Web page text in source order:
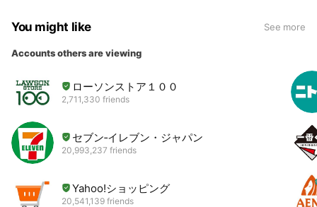
You might like See more
Accounts others are viewing
ローソンストア１００
2,711,330 friends
セブン‐イレブン・ジャパン
20,993,237 friends
Yahoo!ショッピング
20,541,139 friends